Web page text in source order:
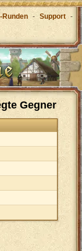
Runden - Support -
Gegner